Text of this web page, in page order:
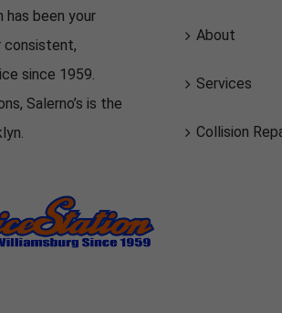
has been your
consistent,
since 1959.
Salerno’s is the
About
Services
Collision